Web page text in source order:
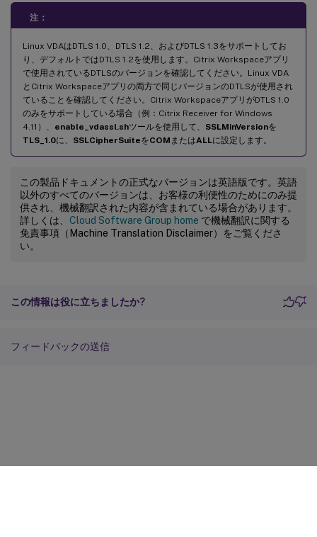
注：
Linux VDAはDTLS 1.0、DTLS 1.2、およびDTLS 1.3をサポートしてお
り、デフォルトではDTLS 1.2を使用します。Citrix Workspaceアプリ
で使用されているDTLSのバージョンを確認してください。Linux VDA
とCitrix Workspaceアプリの両方で同じバージョンのDTLSが使用され
ていることを確認してください。Citrix WorkspaceアプリがDTLS 1.0
のみをサポートしている場合（例：Citrix Receiver for Windows
4.11）、 enable_vdassl.shツールを使用して、 SSLMinVersionを
TLS_1.0に、 SSLCipherSuiteをCOM またはALLに設定します。
この製品ドキュメントの正式なバージョンは英語版です。英語
以外のすべてのバージョンは、お客様の利便性のためにのみ提
供され、機械翻訳された内容が含まれている場合があります。
詳しくは、 Cloud Software Group home で機械翻訳に関する
免責事項（Machine Translation Disclaimer）をご覧くださ
い。
この情報は役に立ちましたか?
フィードバックの送信